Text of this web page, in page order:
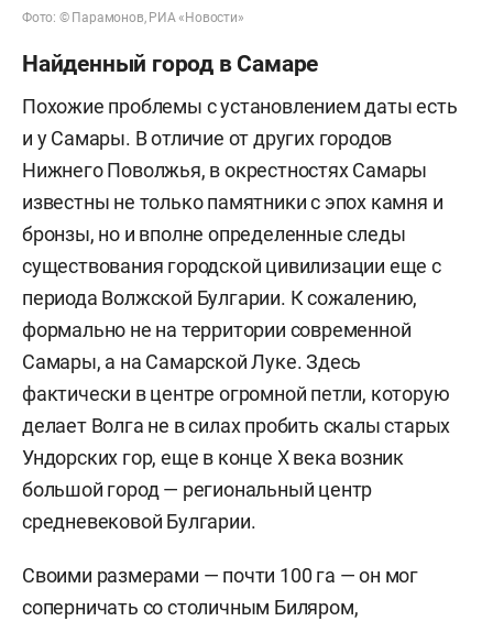
Фото: © Парамонов, РИА «Новости»
Найденный город в Самаре
Похожие проблемы с установлением даты есть
и у Самары. В отличие от других городов
Нижнего Поволжья, в окрестностях Самары
известны не только памятники с эпох камня и
бронзы, но и вполне определенные следы
существования городской цивилизации еще с
периода Волжской Булгарии. К сожалению,
формально не на территории современной
Самары, а на Самарской Луке. Здесь
фактически в центре огромной петли, которую
делает Волга не в силах пробить скалы старых
Ундорских гор, еще в конце X века возник
большой город — региональный центр
средневековой Булгарии.
Своими размерами — почти 100 га — он мог
соперничать со столичным Биляром,